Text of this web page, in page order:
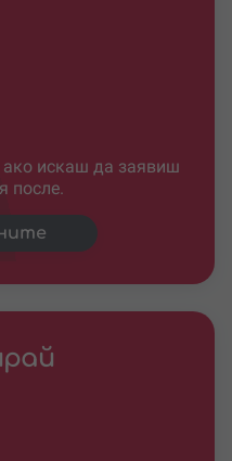
искаш да заявиш
после.